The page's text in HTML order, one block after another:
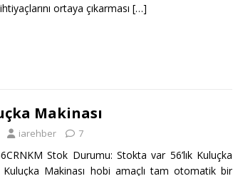
ortaya çıkarması […]
Makinası
iarehber 7
Stok Durumu: Stokta var 56’lık Kuluçka
Kuluçka Makinası hobi amaçlı tam otomatik bir